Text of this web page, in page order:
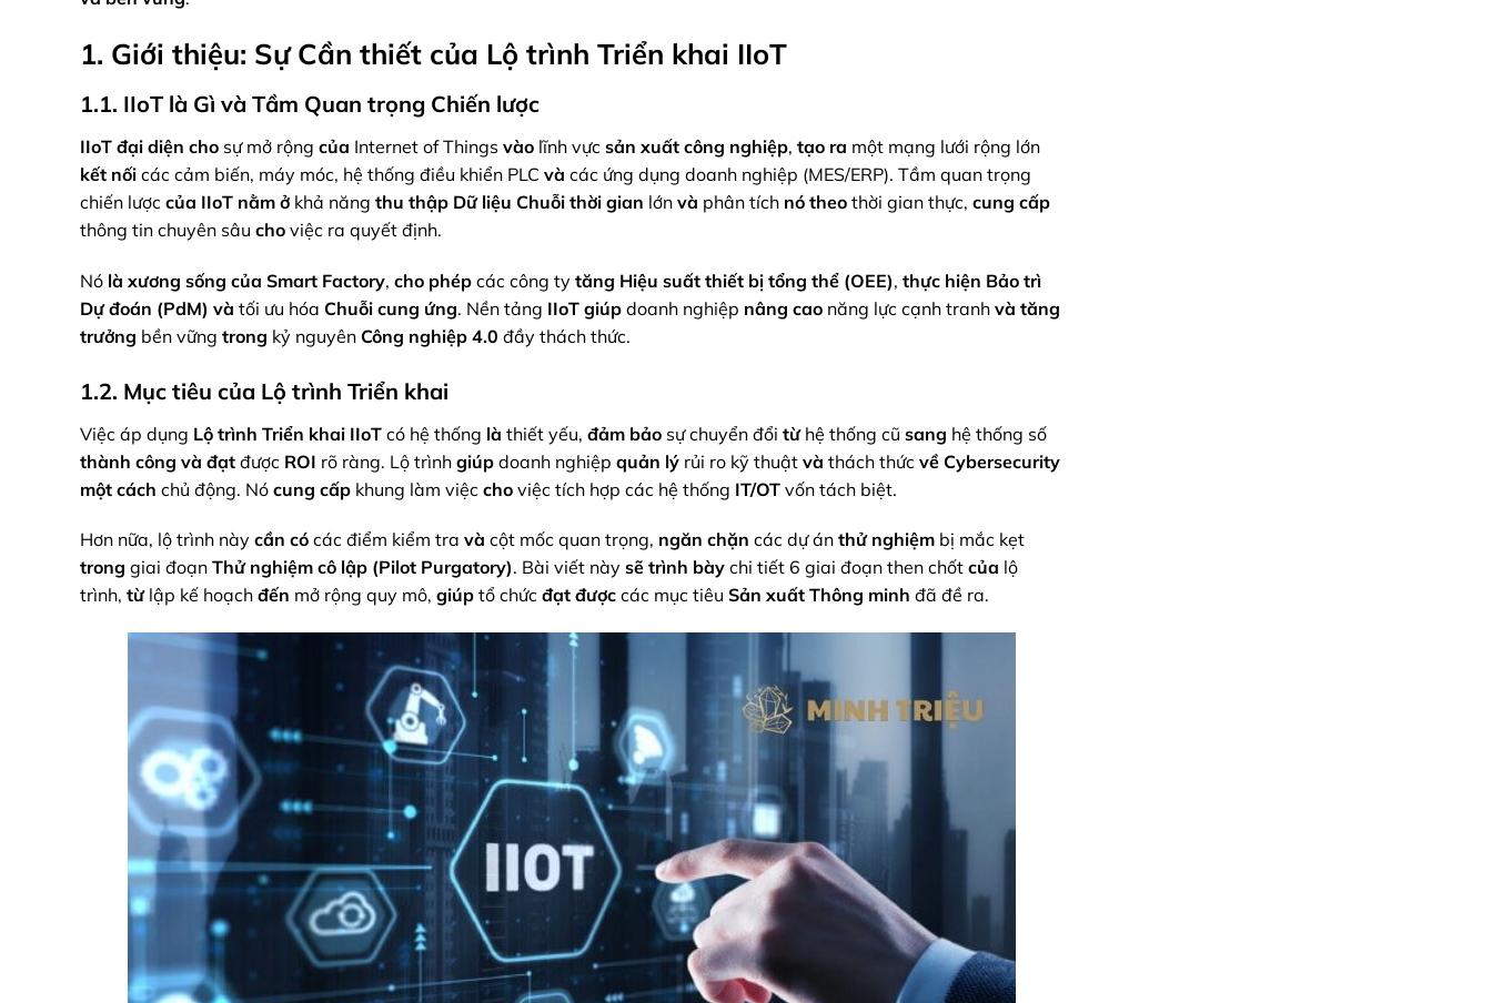
1. Giới thiệu: Sự Cần thiết của Lộ trình Triển khai IIoT
1.1. IIoT là Gì và Tầm Quan trọng Chiến lược
IIoT đại diện cho sự mở rộng của Internet of Things vào lĩnh vực sản xuất công nghiệp, tạo ra một mạng lưới rộng lớn
kết nối các cảm biến, máy móc, hệ thống điều khiển PLC và các ứng dụng doanh nghiệp (MES/ERP). Tầm quan trọng
chiến lược của IIoT nằm ở khả năng thu thập Dữ liệu Chuỗi thời gian lớn và phân tích nó theo thời gian thực, cung cấp
thông tin chuyên sâu cho việc ra quyết định.
Nó là xương sống của Smart Factory, cho phép các công ty tăng Hiệu suất thiết bị tổng thể (OEE), thực hiện Bảo trì
Dự đoán (PdM) và tối ưu hóa Chuỗi cung ứng. Nền tảng IIoT giúp doanh nghiệp nâng cao năng lực cạnh tranh và tăng
trưởng bền vững trong kỷ nguyên Công nghiệp 4.0 đầy thách thức.
1.2. Mục tiêu của Lộ trình Triển khai
Việc áp dụng Lộ trình Triển khai IIoT có hệ thống là thiết yếu, đảm bảo sự chuyển đổi từhệ thống cũ sang hệ thống số
thành công và đạt được ROI rõ ràng. Lộ trình giúp doanh nghiệp quản lý rủi ro kỹ thuật và thách thức về Cybersecurity
một cách chủ động. Nó cung cấp khung làm việc cho việc tích hợp các hệ thống IT/OT vốn tách biệt.
Hơn nữa, lộ trình này cần có các điểm kiểm tra và cột mốc quan trọng, ngăn chặn các dự án thử nghiệm bị mắc kẹt
trong giai đoạn Thử nghiệm cô lập (Pilot Purgatory). Bài viết này sẽ trình bày chi tiết 6 giai đoạn then chốt của lộ
trình, từlập kế hoạch đến mở rộng quy mô, giúp tổ chức đạt được các mục tiêu Sản xuất Thông minh đã đề ra.